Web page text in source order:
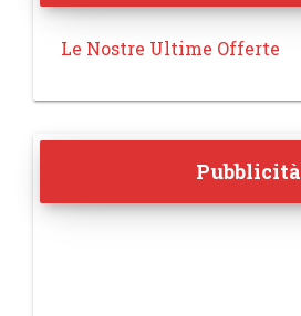
Le Nostre Ultime Offerte
Pubblicità